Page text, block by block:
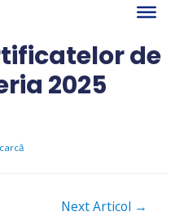
de
2025
Next Articol →